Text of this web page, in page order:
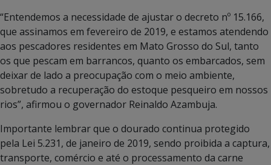
“Entendemos a necessidade de ajustar o decreto nº 15.166,
que assinamos em fevereiro de 2019, e estamos atendendo
aos pescadores residentes em Mato Grosso do Sul, tanto
os que pescam em barrancos, quanto os embarcados, sem
deixar de lado a preocupação com o meio ambiente,
sobretudo a recuperação do estoque pesqueiro em nossos
rios”, afirmou o governador Reinaldo Azambuja.
Importante lembrar que o dourado continua protegido
pela Lei 5.231, de janeiro de 2019, sendo proibida a captura,
transporte, comércio e até o processamento da carne